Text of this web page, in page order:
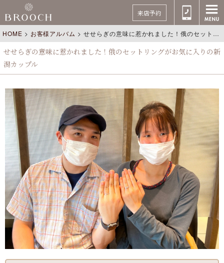
来店予約
HOME > お客様アルバム >せせらぎの意味に惹かれました！俄のセットリングがお気に入りの新潟カップル
せせらぎの意味に惹かれました！俄のセットリングがお気に入りの新
潟カップル